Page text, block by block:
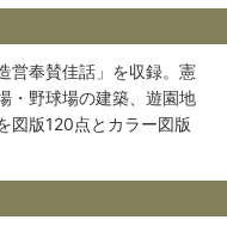
営奉賛佳話」を収録。憲
・野球場の建築、遊園地
図版120点とカラー図版